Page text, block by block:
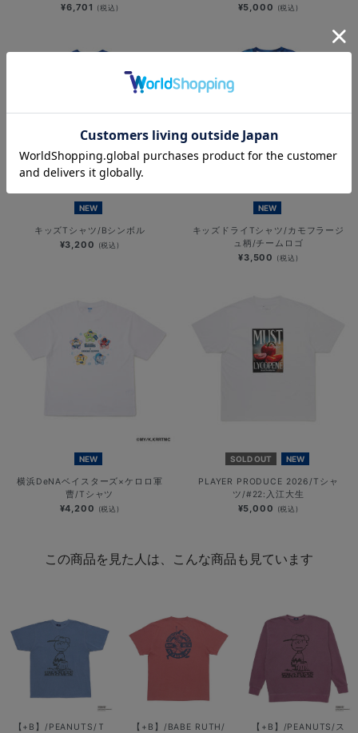
¥6,701 (税込) ¥5,000 (税込)
NEW
キッズTシャツ/Bシンボル
¥3,200 (税込)
NEW
キッズドライTシャツ/カモフラージ
ュ柄/チームロゴ
¥3,500 (税込)
NEW
横浜DeNAベイスターズ×ケロロ軍
曹/Tシャツ
¥4,200 (税込)
SOLD OUT NEW
PLAYER PRODUCE 2026/Tシャ
ツ/#22:入江大生
¥5,000 (税込)
この商品を見た人は、こんな商品も見ています
【+B】/PEANUTS/Ｔ
【+B】/BABE RUTH/
【+B】/PEANUTS/ス